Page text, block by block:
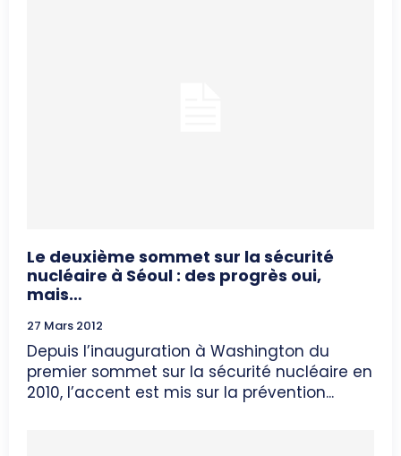
Le deuxième sommet sur la sécurité
nucléaire à Séoul : des progrès oui,
mais…
27 Mars 2012
Depuis l’inauguration à Washington du
premier sommet sur la sécurité nucléaire en
2010, l’accent est mis sur la prévention...